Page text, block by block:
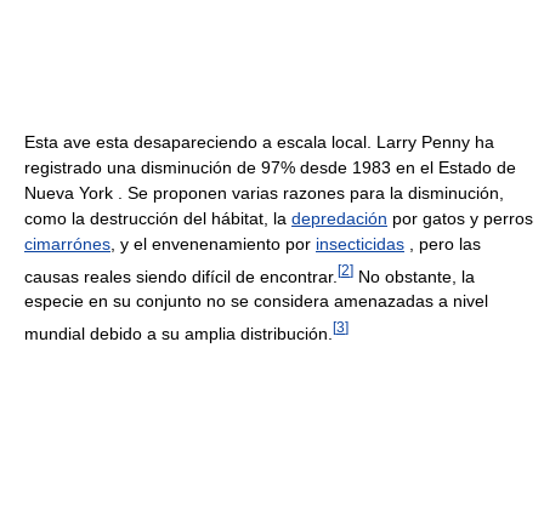
Esta ave esta desapareciendo a escala local. Larry Penny ha
registrado una disminución de 97% desde 1983 en el Estado de
Nueva York . Se proponen varias razones para la disminución,
como la destrucción del hábitat, la depredación por gatos y perros
cimarrónes , y el envenenamiento por insecticidas , pero las
causas reales siendo difícil de encontrar. [2] No obstante, la
especie en su conjunto no se considera amenazadas a nivel
mundial debido a su amplia distribución. [3]